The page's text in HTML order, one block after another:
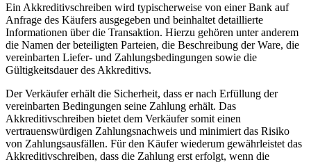
Ein Akkreditivschreiben wird typischerweise von einer Bank auf
Anfrage des Käufers ausgegeben und beinhaltet detaillierte
Informationen über die Transaktion. Hierzu gehören unter anderem
die Namen der beteiligten Parteien, die Beschreibung der Ware, die
vereinbarten Liefer- und Zahlungsbedingungen sowie die
Gültigkeitsdauer des Akkreditivs.
Der Verkäufer erhält die Sicherheit, dass er nach Erfüllung der
vereinbarten Bedingungen seine Zahlung erhält. Das
Akkreditivschreiben bietet dem Verkäufer somit einen
vertrauenswürdigen Zahlungsnachweis und minimiert das Risiko
von Zahlungsausfällen. Für den Käufer wiederum gewährleistet das
Akkreditivschreiben, dass die Zahlung erst erfolgt, wenn die